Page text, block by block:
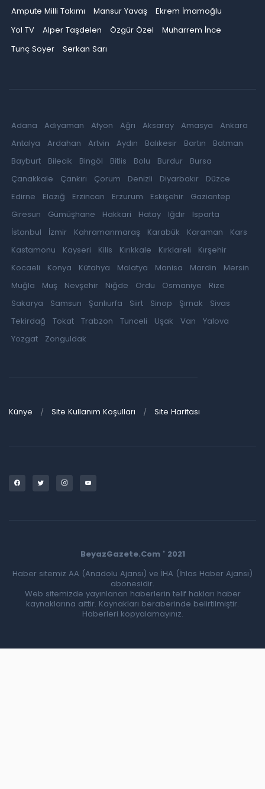
Ampute Milli Takımı
Mansur Yavaş
Ekrem İmamoğlu
Yol TV
Alper Taşdelen Özgür Özel
Muharrem İnce
Tunç Soyer
Serkan Sarı
Adana Adıyaman Afyon Ağrı Aksaray Amasya
Ankara
Antalya
Ardahan Artvin Aydın Balıkesir Bartın
Batman
Bayburt
Bilecik Bingöl Bitlis Bolu Burdur
Bursa
Çanakkale
Çankırı Çorum Denizli Diyarbakır
Düzce
Edirne
Elazığ Erzincan Erzurum Eskişehir
Gaziantep
Giresun
Gümüşhane Hakkari Hatay Iğdır
Isparta
İstanbul
İzmir Kahramanmaraş Karabük Karaman
Kars
Kastamonu
Kayseri Kilis Kırıkkale Kırklareli
Kırşehir
Kocaeli
Konya Kütahya Malatya Manisa Mardin
Mersin
Muğla
Muş Nevşehir Niğde Ordu Osmaniye
Rize
Sakarya
Samsun Şanlıurfa Siirt Sinop Şırnak
Sivas
Tekirdağ
Tokat Trabzon Tunceli Uşak Van
Yalova
Yozgat
Zonguldak
Künye Site Kullanım Koşulları Site Haritası
BeyazGazete.Com ' 2021
Haber sitemiz AA (Anadolu Ajansı) ve İHA (İhlas Haber Ajansı)
abonesidir.
Web sitemizde yayınlanan haberlerin telif hakları haber
kaynaklarına aittir. Kaynakları beraberinde belirtilmiştir.
Haberleri kopyalamayınız.